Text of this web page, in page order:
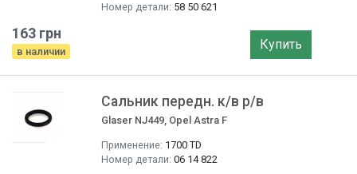
Номер детали: 58 50 621
163 грн
в наличии Купить
Сальник передн. к/в р/в
Glaser NJ449, Opel Astra F
Применение: 1700 TD
Номер детали: 06 14 822